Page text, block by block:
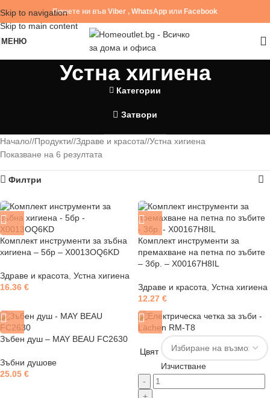
Skip to navigation
Skip to main content
Пишете ни във Viber , WhatsApp или Facebook
МЕНЮ
Устна хигиена
Категории
Затвори
Начало/ Продукти/ Здраве и красота/ Устна хигиена
Показване на 6 резултата
Филтри
Комплект инструменти за зъбна
хигиена – 5бр – X0013OQ6KD
Здраве и красота Устна хигиена
16.36 €
Комплект инструменти за
премахване на петна по зъбите
– 3бр. – X00167H8IL
Здраве и красота Устна хигиена
12.27 €
Зъбен душ – MAY BEAU FC2630
Зъбни душове
25.05 €
Цвят
Изчистване
-